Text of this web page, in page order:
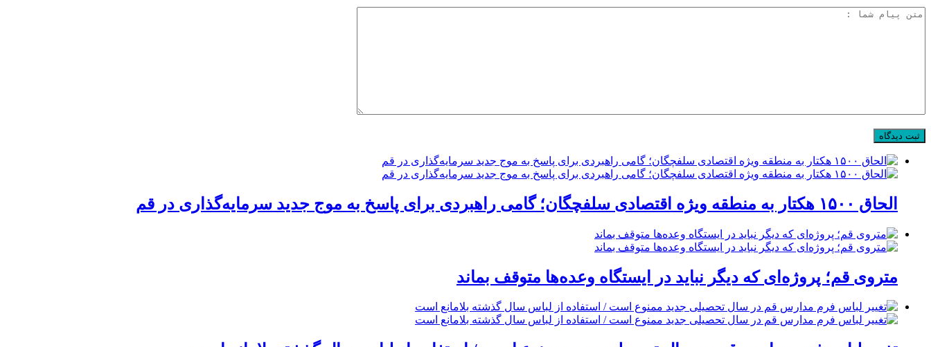
الحاق ۱۵۰۰ هکتار به منطقه ویژه اقتصادی سلفچگان؛ گامی راهبردی برای پاسخ به موج جدید سرمایه‌گذاری در قم
متروی قم؛ پروژه‌ای که دیگر نباید در ایستگاه وعده‌ها متوقف بماند